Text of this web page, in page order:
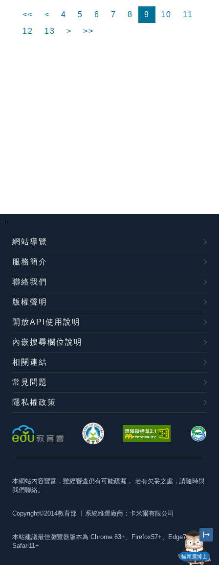
<< < 4 5 6 7 8 9 10
11
12
13 > >>
貓頭鷹博士
:::
網站導覽
服務簡介
聯絡我們
版權聲明
開放API使用說明
內嵌搜尋欄位說明
相關連結
常見問題
隱私權政策
本網站內容豐富，雖經審查仍有可能疏漏， 若有欠妥之處，請隨時與
我們聯絡。
Copyright©2014教育部 丨系統維運廠商：卡米爾有限公司
本站建議最佳瀏覽器版本為 Chrome 63+、Firefox57+、Edge79+及
Safari11+